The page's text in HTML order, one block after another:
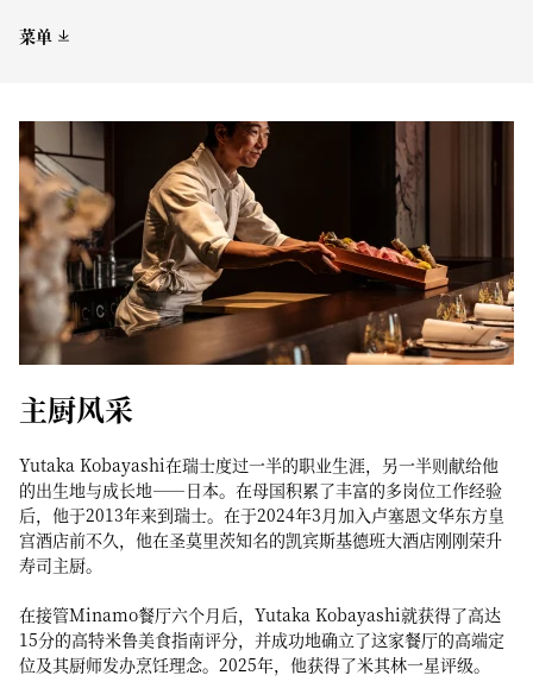
菜单
主厨风采
Yutaka Kobayashi在瑞士度过一半的职业生涯，另一半则献给他
的出生地与成长地——日本。在母国积累了丰富的多岗位工作经验
后，他于2013年来到瑞士。在于2024年3月加入卢塞恩文华东方皇
宫酒店前不久，他在圣莫里茨知名的凯宾斯基德班大酒店刚刚荣升
寿司主厨。
在接管Minamo餐厅六个月后，Yutaka Kobayashi就获得了高达
15分的高特米鲁美食指南评分，并成功地确立了这家餐厅的高端定
位及其厨师发办烹饪理念。2025年，他获得了米其林一星评级。